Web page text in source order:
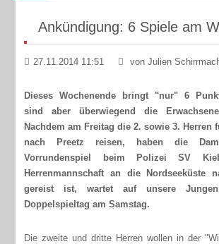
Ankündigung: 6 Spiele am
27.11.2014 11:51 von Julien
Dieses Wochenende bringt "nur" 6
sind aber überwiegend die
Nachdem am Freitag die 2. sowie 3. Herren
nach Preetz reisen, haben die
Vorrundenspiel beim Polizei SV
Herrenmannschaft an die Nordseeküste
gereist ist, wartet auf unsere
Doppelspieltag am Samstag.
Die zweite und dritte Herren wollen in der